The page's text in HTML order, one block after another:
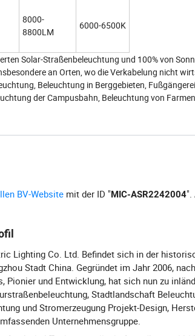
8000-
8800LM
6000-6500K
Solar-Straßenbeleuchtung und 100% von
an Orten, wo die Verkabelung nicht
Beleuchtung in Berggebieten,
der Campusbahn, Beleuchtung von
BV-Website mit der ID "MIC-ASR2242004
Lighting Co. Ltd. Befindet sich in der
Stadt China. Gegründet im Jahr 2006,
Pionier und Entwicklung, hat sich nun zu
Stadtlandschaft
und Stromerzeugung Projekt-Design,
Unternehmensgruppe.